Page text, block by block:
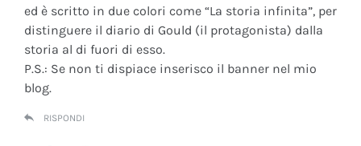
ed è scritto in due colori come “La storia infinita”, per
distinguere il diario di Gould (il protagonista) dalla
storia al di fuori di esso.
P.S.: Se non ti dispiace inserisco il banner nel mio
blog.
RISPONDI